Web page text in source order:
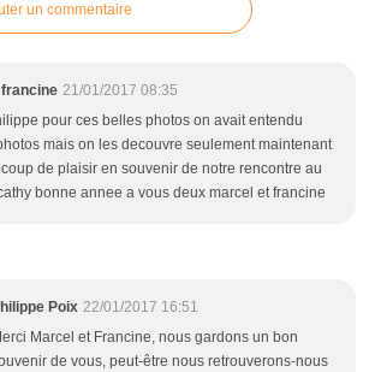
un commentaire
21/01/2017 08:35
pour ces belles photos on avait entendu
mais on les decouvre seulement maintenant
de plaisir en souvenir de notre rencontre au
bonne annee a vous deux marcel et francine
Poix 22/01/2017 16:51
Marcel et Francine, nous gardons un bon
de vous, peut-être nous retrouverons-nous